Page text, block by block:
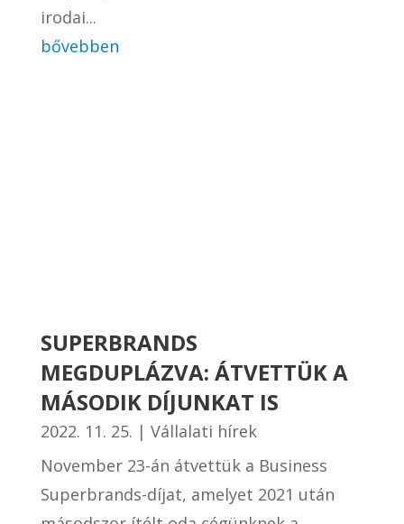
irodai...
bővebben
SUPERBRANDS
MEGDUPLÁZVA: ÁTVETTÜK A
MÁSODIK DÍJUNKAT IS
2022. 11. 25. | Vállalati hírek
November 23-án átvettük a Business
Superbrands-díjat, amelyet 2021 után